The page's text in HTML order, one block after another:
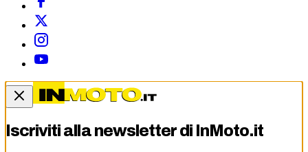
Iscriviti alla newsletter di InMoto.it